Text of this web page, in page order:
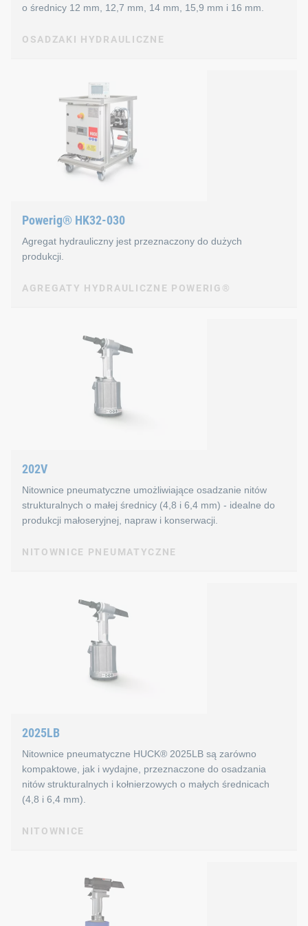
Informacje techniczne
Siła: 203 000 N
Waga: 8,620 g
o średnicy 12 mm, 12,7 mm, 14 mm, 15,9 mm i 16 mm.
OSADZAKI HYDRAULICZNE
SF20
Cechy osadzaków
Bardzo dobry stosunek mocy do masy
Szybki i łatwy proces nitowania
Informacje techniczne
Skok: 50,8 mm
Powerig® HK32-030
Agregat hydrauliczny jest przeznaczony do dużych
produkcji.
AGREGATY HYDRAULICZNE POWERIG®
Powerig® HK32-030
Właściwości:
Dostępna opcja Sureset
Dane techniczne:
Prędkość: 3,2 l/min
202V
Nitownice pneumatyczne umożliwiające osadzanie nitów
strukturalnych o małej średnicy (4,8 i 6,4 mm) - idealne do
produkcji małoseryjnej, napraw i konserwacji.
NITOWNICE PNEUMATYCZNE
Cechy nitownicy pneumatycznej
Dostępne ze zwijaczem trzpienia
Informacje techniczne
Siła osadzania: 17,3 kN
Skok: 18,9 mm
2025LB
Nitownice pneumatyczne HUCK® 2025LB są zarówno
kompaktowe, jak i wydajne, przeznaczone do osadzania
nitów strukturalnych i kołnierzowych o małych średnicach
(4,8 i 6,4 mm).
NITOWNICE
2025LB